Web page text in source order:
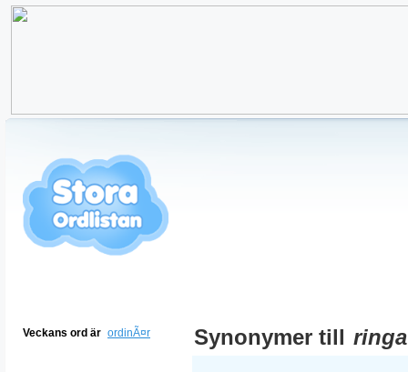
Veckans ord är ordinÃ¤r Synonymer till ringa